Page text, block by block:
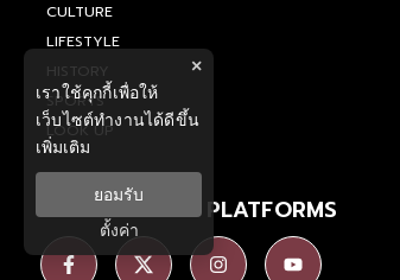
CULTURE
LIFESTYLE
HISTORY
SPORTS
LOOK UP
SOCIAL MEDIA PLATFORMS
×
เราใช้คุกกี้เพื่อให้
เว็บไซต์ทำงานได้ดีขึ้น
เพิ่มเติม
ยอมรับ
ตั้งค่า